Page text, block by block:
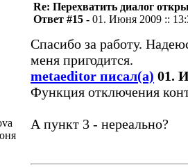
Re: Перехватить диалог
Ответ #15 - 01. Июня 2009 ::
Спасибо за работу.
меня пригодится.
metaeditor писал(а) 01.
Функция отключения
А пункт 3 - нереально?